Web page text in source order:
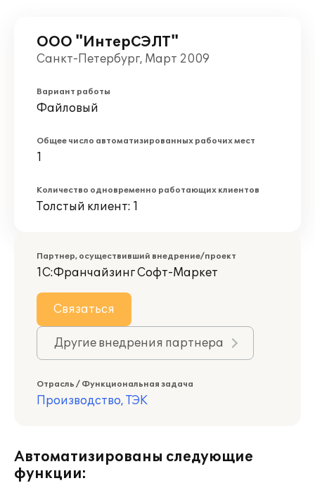
ООО "ИнтерСЭЛТ"
Санкт-Петербург, Март 2009
Вариант работы
Файловый
Общее число автоматизированных рабочих мест
1
Количество одновременно работающих клиентов
Толстый клиент: 1
Партнер, осуществивший внедрение/проект
1С:Франчайзинг Софт-Маркет
Связаться
Другие внедрения партнера
Отрасль / Функциональная задача
Производство, ТЭК
Автоматизированы следующие
функции: